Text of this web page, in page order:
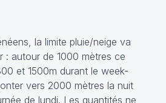
la limite pluie/neige va
: autour de 1000 mètres ce
et 1500m durant le week-
vers 2000 mètres la nuit
de lundi. Les quantités ne